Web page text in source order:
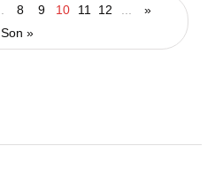
8 9 10 11 12
»
Son »